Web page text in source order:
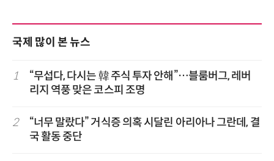
국제 많이 본 뉴스
1
“무섭다, 다시는 韓 주식 투자 안해”…블룸버그, 레버
리지 역풍 맞은 코스피 조명
2
“너무 말랐다” 거식증 의혹 시달린 아리아나 그란데, 결
국 활동 중단